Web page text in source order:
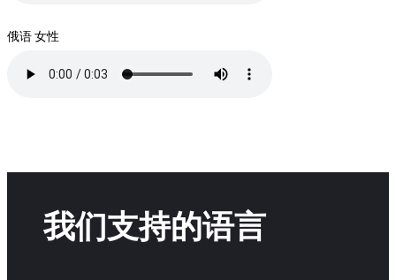
俄语 女性
我们支持的语言